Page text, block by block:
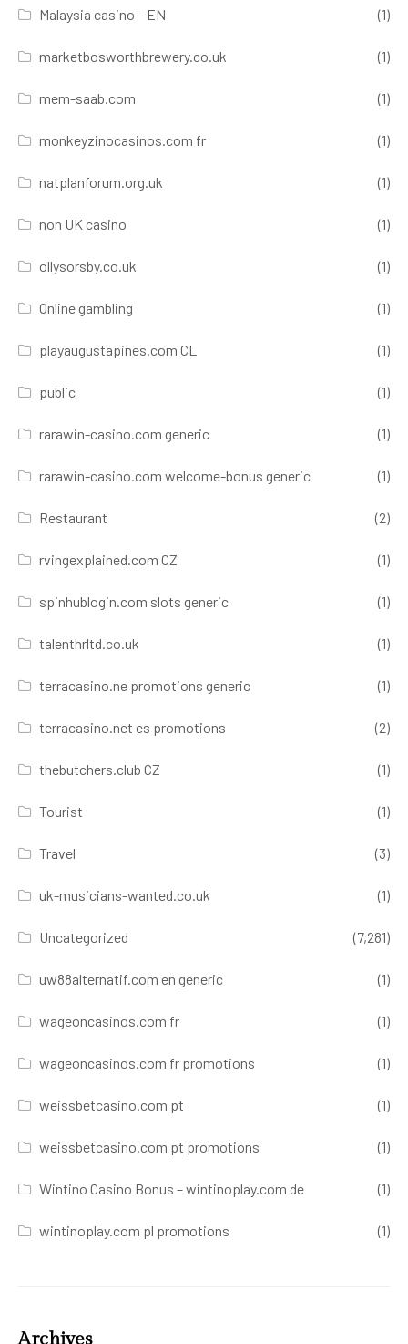
Malaysia casino – EN (1)
marketbosworthbrewery.co.uk (1)
mem-saab.com (1)
monkeyzinocasinos.com fr (1)
natplanforum.org.uk (1)
non UK casino (1)
ollysorsby.co.uk (1)
Online gambling (1)
playaugustapines.com CL (1)
public (1)
rarawin-casino.com generic (1)
rarawin-casino.com welcome-bonus generic (1)
Restaurant (2)
rvingexplained.com CZ (1)
spinhublogin.com slots generic (1)
talenthrltd.co.uk (1)
terracasino.ne promotions generic (1)
terracasino.net es promotions (2)
thebutchers.club CZ (1)
Tourist (1)
Travel (3)
uk-musicians-wanted.co.uk (1)
Uncategorized (7,281)
uw88alternatif.com en generic (1)
wageoncasinos.com fr (1)
wageoncasinos.com fr promotions (1)
weissbetcasino.com pt (1)
weissbetcasino.com pt promotions (1)
Wintino Casino Bonus – wintinoplay.com de (1)
wintinoplay.com pl promotions (1)
Archives